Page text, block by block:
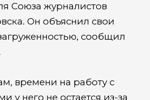
Союза журналистов
Он объяснил свои
сообщил
времени на работу с
у него не остается из-за